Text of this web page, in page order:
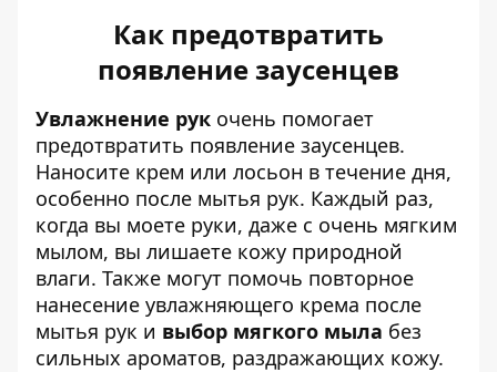
Как предотвратить
появление заусенцев
Увлажнение рук очень помогает
предотвратить появление заусенцев.
Наносите крем или лосьон в течение дня,
особенно после мытья рук. Каждый раз,
когда вы моете руки, даже с очень мягким
мылом, вы лишаете кожу природной
влаги. Также могут помочь повторное
нанесение увлажняющего крема после
мытья рук и выбор мягкого мыла без
сильных ароматов, раздражающих кожу.